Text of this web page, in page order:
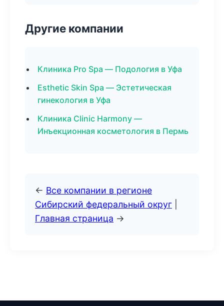
Другие компании
Клиника Pro Spa — Подология в Уфа
Esthetic Skin Spa — Эстетическая
гинекология в Уфа
Клиника Clinic Harmony —
Инъекционная косметология в Пермь
← Все компании в регионе
Сибирский федеральный округ
Главная страница →